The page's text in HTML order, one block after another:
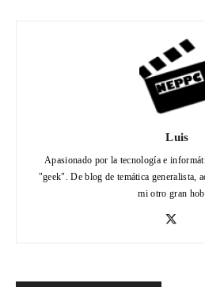
Luis
Apasionado por la tecnología e
"geek". De blog de temática generalista,
mi otro gran